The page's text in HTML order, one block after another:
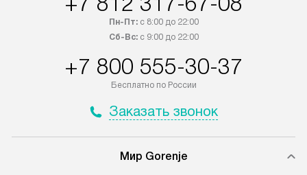
Пн-Пт:с 8:00 до 22:00
Сб-Вс:с 9:00 до 22:00
+7 800 555-30-37
Бесплатно по России
Заказать звонок
Мир Gorenje